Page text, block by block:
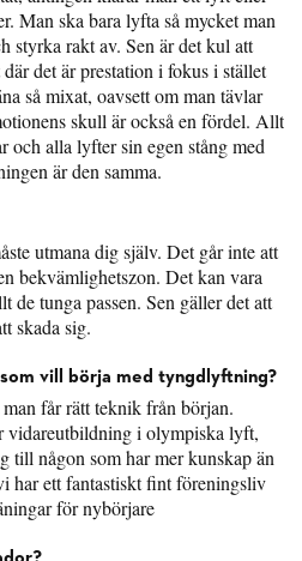
Man ska bara lyfta så mycket man
styrka rakt av. Sen är det kul att
det är prestation i fokus i stället
så mixat, oavsett om man tävlar
skull är också en fördel. Allt
och alla lyfter sin egen stång med
är den samma.
utmana dig själv. Det går inte att
bekvämlighetszon. Det kan vara
de tunga passen. Sen gäller det att
skada sig.
vill börja med tyngdlyftning?
får rätt teknik från början.
vidareutbildning i olympiska lyft,
till någon som har mer kunskap än
har ett fantastiskt fint föreningsliv
för nybörjare